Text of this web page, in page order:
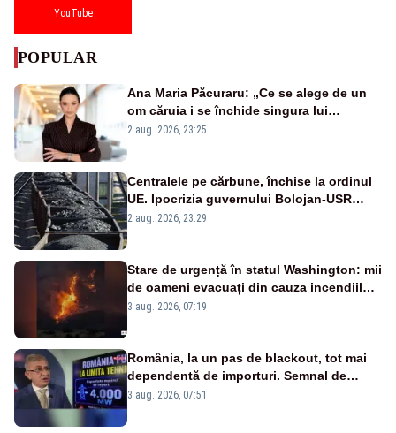
YouTube
POPULAR
Ana Maria Păcuraru: „Ce se alege de un
om căruia i se închide singura lui
portiță?”
2 aug. 2026, 23:25
Centralele pe cărbune, închise la ordinul
UE. Ipocrizia guvernului Bolojan-USR
după starea de alertă
2 aug. 2026, 23:29
Stare de urgență în statul Washington: mii
de oameni evacuați din cauza incendiilor
puternice de vegetație
3 aug. 2026, 07:19
România, la un pas de blackout, tot mai
dependentă de importuri. Semnal de
alarmă tras de un expert în energie
3 aug. 2026, 07:51